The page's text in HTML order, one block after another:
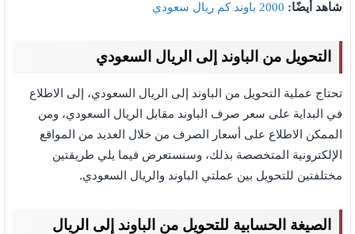
شاهد أيضًا: 2000 باوند كم ريال سعودي
التحويل من الباوند إلى الريال السعودي
تحتاج عملية التحويل من الباوند إلى الريال السعودي، إلى الاطلاع
في البداية على سعر صرف الباوند مقابل الريال السعودي، ومن
الممكن الاطلاع على أسعار الصرف من خلال العديد من المواقع
الإلكترونية المتخصصة بذلك، وسنستعرض فيما يلي طريقتين
مختلفتين للتحويل بين عملتي الباوند والريال السعودي.
الصيغة الحسابية للتحويل من الباوند إلى الريال